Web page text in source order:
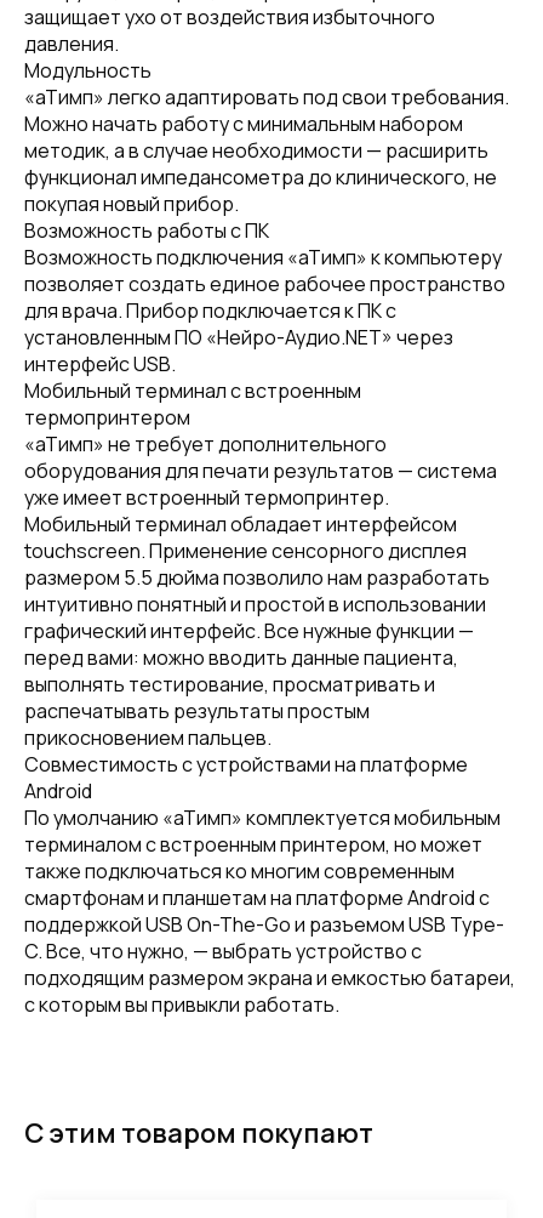
защищает ухо от воздействия избыточного
давления.
Модульность
«аТимп» легко адаптировать под свои требования.
Можно начать работу с минимальным набором
методик, а в случае необходимости — расширить
функционал импедансометра до клинического, не
покупая новый прибор.
Возможность работы с ПК
Возможность подключения «аТимп» к компьютеру
позволяет создать единое рабочее пространство
для врача. Прибор подключается к ПК с
установленным ПО «Нейро-Аудио.NET» через
интерфейс USB.
Мобильный терминал с встроенным
термопринтером
«аТимп» не требует дополнительного
оборудования для печати результатов — система
уже имеет встроенный термопринтер.
Мобильный терминал обладает интерфейсом
touchscreen. Применение сенсорного дисплея
размером 5.5 дюйма позволило нам разработать
интуитивно понятный и простой в использовании
графический интерфейс. Все нужные функции —
перед вами: можно вводить данные пациента,
выполнять тестирование, просматривать и
распечатывать результаты простым
прикосновением пальцев.
Совместимость с устройствами на платформе
Android
По умолчанию «аТимп» комплектуется мобильным
терминалом с встроенным принтером, но может
также подключаться ко многим современным
смартфонам и планшетам на платформе Android с
поддержкой USB On-The-Go и разъемом USB Type-
C. Все, что нужно, — выбрать устройство с
подходящим размером экрана и емкостью батареи,
с которым вы привыкли работать.
С этим товаром покупают